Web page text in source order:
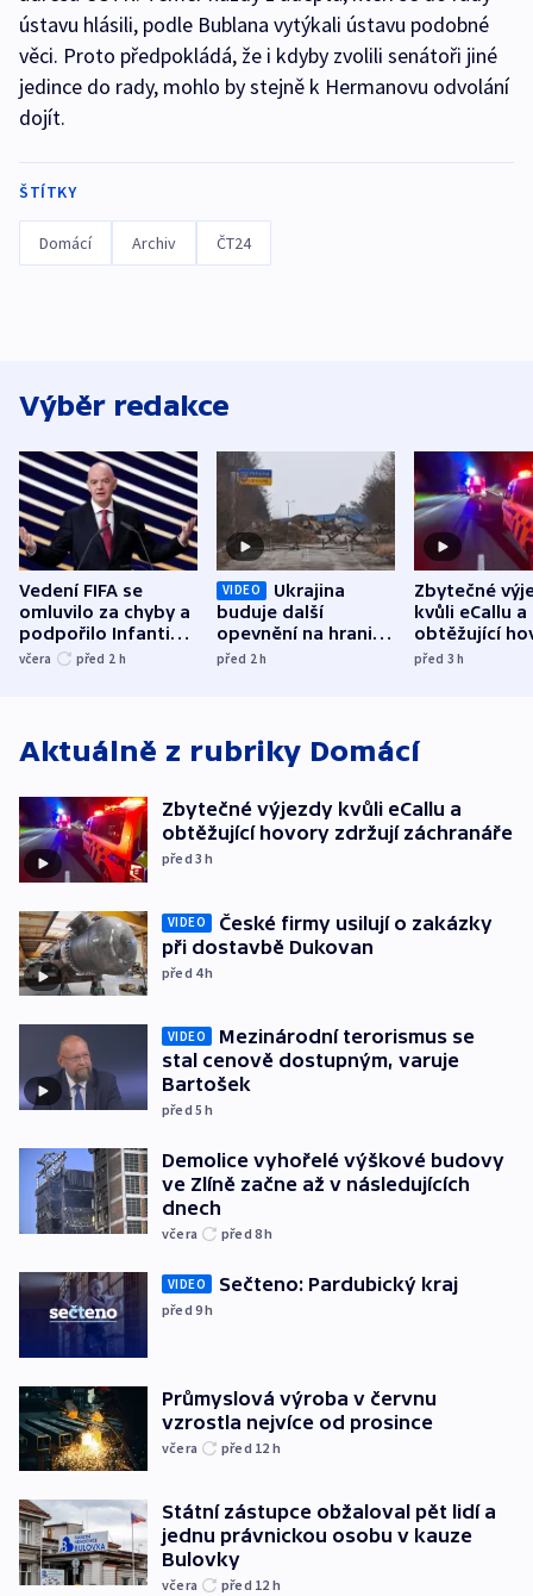
ústavu hlásili, podle Bublana vytýkali ústavu podobné
věci. Proto předpokládá, že i kdyby zvolili senátoři jiné
jedince do rady, mohlo by stejně k Hermanovu odvolání
dojít.
ŠTÍTKY
Domácí Archiv ČT24
Výběr redakce
Vedení FIFA se
omluvilo za chyby a
podpořilo Infantina.
UEFA trvá na
včera před 2 h
VIDEO
Ukrajina
buduje další
opevnění na hranici
s Běloruskem
před 2h
Zbytečné
kvůli eCallu a
obtěžující
zdržují
před 3h
Aktuálně z rubriky Domácí
Zbytečné výjezdy kvůli eCallu a
obtěžující hovory zdržují záchranáře
před 3h
VIDEO
České firmy usilují o zakázky
při dostavbě Dukovan
před 4h
VIDEO
Mezinárodní terorismus se
stal cenově dostupným, varuje
Bartošek
před 5h
Demolice vyhořelé výškové budovy
ve Zlíně začne až v následujících
dnech
včera před 8h
VIDEO Sečteno: Pardubický kraj
před 9h
Průmyslová výroba v červnu
vzrostla nejvíce od prosince
včera před 12 h
Státní zástupce obžaloval pět lidí a
jednu právnickou osobu v kauze
Bulovky
včera před 12 h